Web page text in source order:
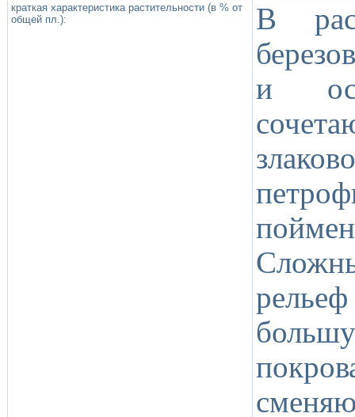
краткая характеристика растительности (в % от
общей пл.):
В
и